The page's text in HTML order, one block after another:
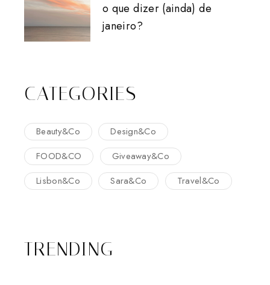
o que dizer (ainda) de
janeiro?
CATEGORIES
Beauty&Co
Design&Co
FOOD&CO
Giveaway&Co
Lisbon&Co
Sara&Co Travel&Co
TRENDING